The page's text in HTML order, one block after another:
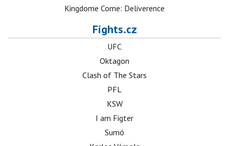
Kingdome Come: Deliverence
Fights.cz
UFC
Oktagon
Clash of The Stars
PFL
KSW
I am Figter
Sumó